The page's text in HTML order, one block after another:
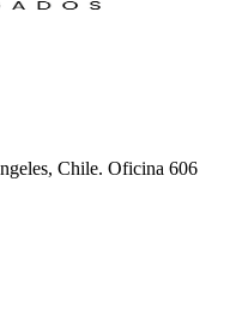
Chile. Oficina 606